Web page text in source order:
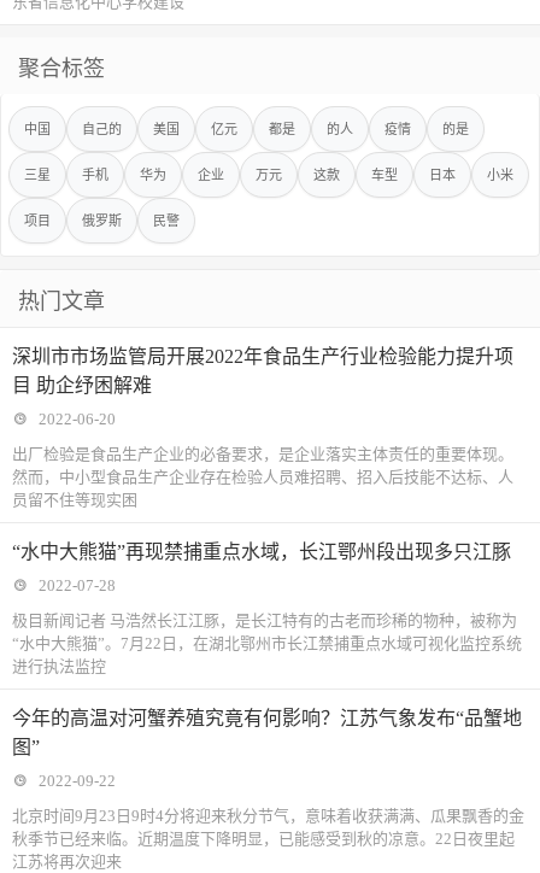
聚合标签
中国 自己的 美国 亿元 都是 的人 疫情 的是
三星 手机 华为 企业 万元 这款 车型 日本 小米
项目 俄罗斯 民警
热门文章
深圳市市场监管局开展2022年食品生产行业检验能力提升项
目 助企纾困解难
2022-06-20
出厂检验是食品生产企业的必备要求，是企业落实主体责任的重要体现。
然而，中小型食品生产企业存在检验人员难招聘、招入后技能不达标、人
员留不住等现实困
“水中大熊猫”再现禁捕重点水域，长江鄂州段出现多只江豚
2022-07-28
极目新闻记者 马浩然长江江豚，是长江特有的古老而珍稀的物种，被称为
“水中大熊猫”。7月22日，在湖北鄂州市长江禁捕重点水域可视化监控系统
进行执法监控
今年的高温对河蟹养殖究竟有何影响？江苏气象发布“品蟹地
图”
2022-09-22
北京时间9月23日9时4分将迎来秋分节气，意味着收获满满、瓜果飘香的金
秋季节已经来临。近期温度下降明显，已能感受到秋的凉意。22日夜里起
江苏将再次迎来